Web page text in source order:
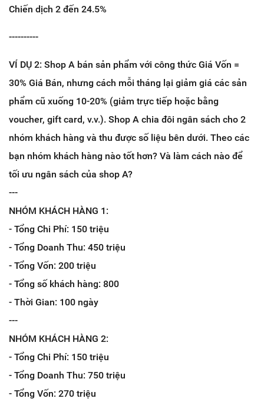
Chiến dịch 2 đến 24.5%
----------
VÍ DỤ 2: Shop A bán sản phẩm với công thức Giá Vốn =
30% Giá Bán, nhưng cách mỗi tháng lại giảm giá các sản
phẩm cũ xuống 10-20% (giảm trực tiếp hoặc bằng
voucher, gift card, v.v.). Shop A chia đôi ngân sách cho 2
nhóm khách hàng và thu được số liệu bên dưới. Theo các
bạn nhóm khách hàng nào tốt hơn? Và làm cách nào để
tối ưu ngân sách của shop A?
---
NHÓM KHÁCH HÀNG 1:
- Tổng Chi Phí: 150 triệu
- Tổng Doanh Thu: 450 triệu
- Tổng Vốn: 200 triệu
- Tổng số khách hàng: 800
- Thời Gian: 100 ngày
---
NHÓM KHÁCH HÀNG 2:
- Tổng Chi Phí: 150 triệu
- Tổng Doanh Thu: 750 triệu
- Tổng Vốn: 270 triệu